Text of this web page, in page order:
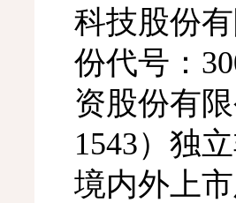
科技股份
份代号：
资股份有
1543）独
境内外上